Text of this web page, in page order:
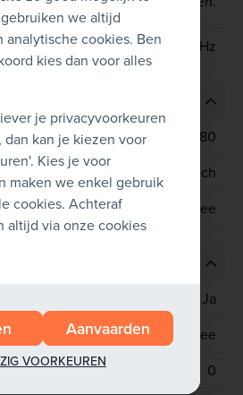
10310U 1.7 GHz
1920x1080
15.6 inch
Nee
Ja
Nee
0
we altijd
cookies. Ben
kies dan voor alles
je privacyvoorkeuren
dan kan je kiezen voor
Kies je voor
maken we enkel gebruik
cookies. Achteraf
altijd via onze cookies
Aanvaarden
VOORKEUREN